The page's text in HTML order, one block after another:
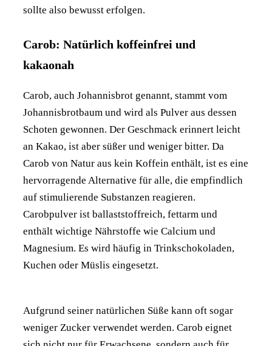
sollte also bewusst erfolgen.
Carob: Natürlich koffeinfrei und
kakaonah
Carob, auch Johannisbrot genannt, stammt vom
Johannisbrotbaum und wird als Pulver aus dessen
Schoten gewonnen. Der Geschmack erinnert leicht
an Kakao, ist aber süßer und weniger bitter. Da
Carob von Natur aus kein Koffein enthält, ist es eine
hervorragende Alternative für alle, die empfindlich
auf stimulierende Substanzen reagieren.
Carobpulver ist ballaststoffreich, fettarm und
enthält wichtige Nährstoffe wie Calcium und
Magnesium. Es wird häufig in Trinkschokoladen,
Kuchen oder Müslis eingesetzt.
Aufgrund seiner natürlichen Süße kann oft sogar
weniger Zucker verwendet werden. Carob eignet